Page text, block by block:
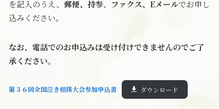
を記入のうえ、 郵便、持参、 ファクス、Eメールでお申し
込みください。
なお、電話でのお申込みは受け付けできませんのでご了
承ください。
第３６回全国泣き相撲大会参加申込書 ダウンロード